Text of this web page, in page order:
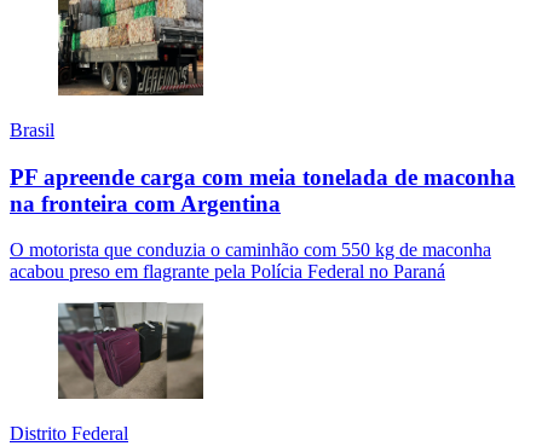
Brasil
PF apreende carga com meia tonelada de maconha
na fronteira com Argentina
O motorista que conduzia o caminhão com 550 kg de maconha
acabou preso em flagrante pela Polícia Federal no Paraná
Distrito Federal